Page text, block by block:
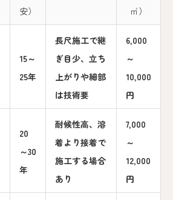
安）
㎡）
15～
25年
長尺施工で継
ぎ目少、立ち
上がりや細部
は技術要
6,000
～
10,000
円
20
～30
年
耐候性高、溶
着より接着で
施工する場合
あり
7,000
～
12,000
円